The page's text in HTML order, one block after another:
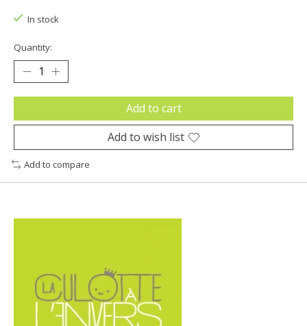
In stock
Quantity:
Add to cart
Add to wish list
Add to compare